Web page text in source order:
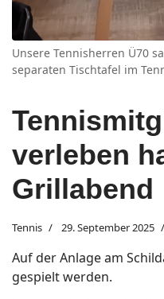
Unsere Tennisherren Ü70
separaten Tischtafel im
verleben
Grillabend
Tennis 29. September 2025
Auf der Anlage am
gespielt werden.